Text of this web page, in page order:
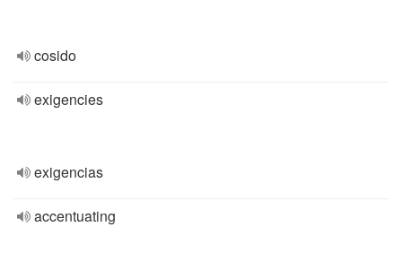
cosido
exigencies
exigencias
accentuating